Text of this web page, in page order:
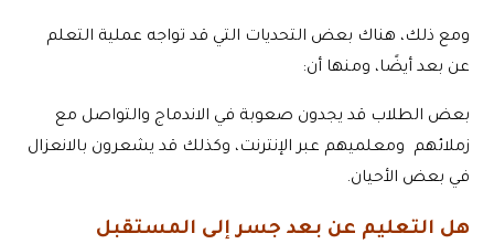
ومع ذلك، هناك بعض التحديات التي قد تواجه عملية التعلم
عن بعد أيضًا، ومنها أن:
بعض الطلاب قد يجدون صعوبة في الاندماج والتواصل مع
زملائهم ومعلميهم عبر الإنترنت، وكذلك قد يشعرون بالانعزال
في بعض الأحيان.
هل التعليم عن بعد جسر إلى المستقبل